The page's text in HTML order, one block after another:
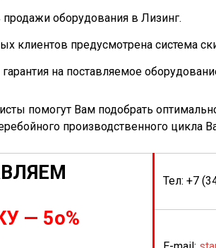
оборудования в Лизинг.
клиентов предусмотрена система
на поставляемое
помогут Вам подобрать
производственного цикла
— 5о%
Тел: +7